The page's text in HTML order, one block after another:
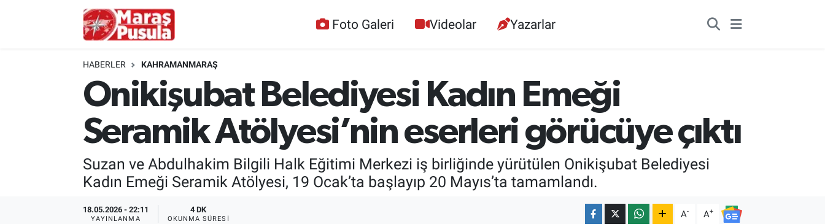
Foto Galeri Videolar Yazarlar
HABERLER KAHRAMANMARAŞ
Onikişubat Belediyesi Kadın Emeği
Seramik Atölyesi’nin eserleri görücüye çıktı
Suzan ve Abdulhakim Bilgili Halk Eğitimi Merkezi iş birliğinde yürütülen Onikişubat Belediyesi
Kadın Emeği Seramik Atölyesi, 19 Ocak’ta başlayıp 20 Mayıs’ta tamamlandı.
18.05.2026 - 22:11
YAYINLANMA
4 DK
OKUNMA SÜRESI A- A+
İstanbul Hava Durumu
İstanbul Namaz Vakitleri
İstanbul Trafik Yoğunluk Haritası
Süper Lig Puan Durumu ve Fikstür
Tüm Manşetler